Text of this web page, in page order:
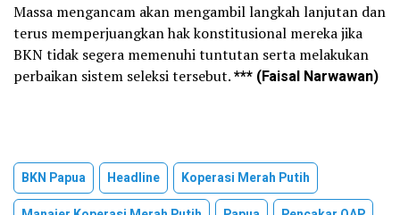
Massa mengancam akan mengambil langkah lanjutan dan
terus memperjuangkan hak konstitusional mereka jika
BKN tidak segera memenuhi tuntutan serta melakukan
perbaikan sistem seleksi tersebut.*** (Faisal Narwawan)
BKN Papua Headline
Koperasi Merah Putih